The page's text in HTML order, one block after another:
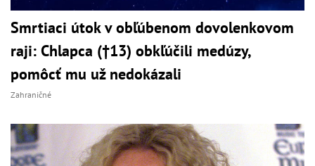
Smrtiaci útok v obľúbenom dovolenkovom
raji: Chlapca (†13) obkľúčili medúzy,
pomôcť mu už nedokázali
Zahraničné